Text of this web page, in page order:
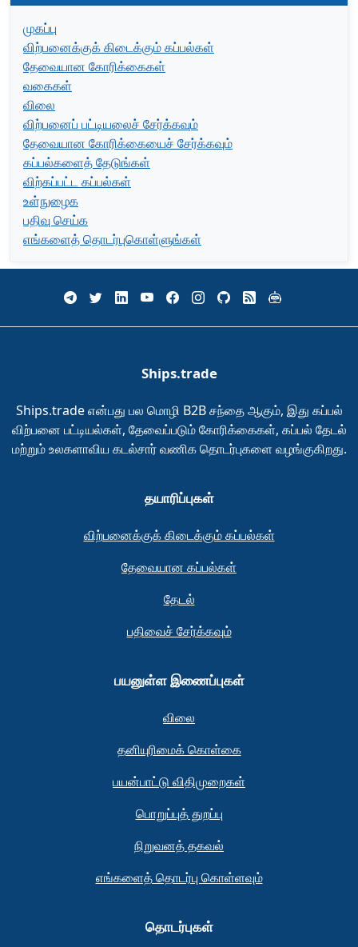
முகப்பு
விற்பனைக்குக் கிடைக்கும் கப்பல்கள்
தேவையான கோரிக்கைகள்
வகைகள்
விலை
விற்பனைப் பட்டியலைச் சேர்க்கவும்
தேவையான கோரிக்கையைச் சேர்க்கவும்
கப்பல்களைத் தேடுங்கள்
விற்கப்பட்ட கப்பல்கள்
உள்நுழைக
பதிவு செய்க
எங்களைத் தொடர்புகொள்ளுங்கள்
Ships.trade
Ships.trade என்பது பல மொழி B2B சந்தை ஆகும், இது கப்பல்
விற்பனை பட்டியல்கள், தேவைப்படும் கோரிக்கைகள், கப்பல் தேடல்
மற்றும் உலகளாவிய கடல்சார் வணிக தொடர்புகளை வழங்குகிறது.
தயாரிப்புகள்
விற்பனைக்குக் கிடைக்கும் கப்பல்கள்
தேவையான கப்பல்கள்
தேடல்
பதிவைச் சேர்க்கவும்
பயனுள்ள இணைப்புகள்
விலை
தனியுரிமைக் கொள்கை
பயன்பாட்டு விதிமுறைகள்
பொறுப்புத் துறப்பு
நிறுவனத் தகவல்
எங்களைத் தொடர்பு கொள்ளவும்
தொடர்புகள்